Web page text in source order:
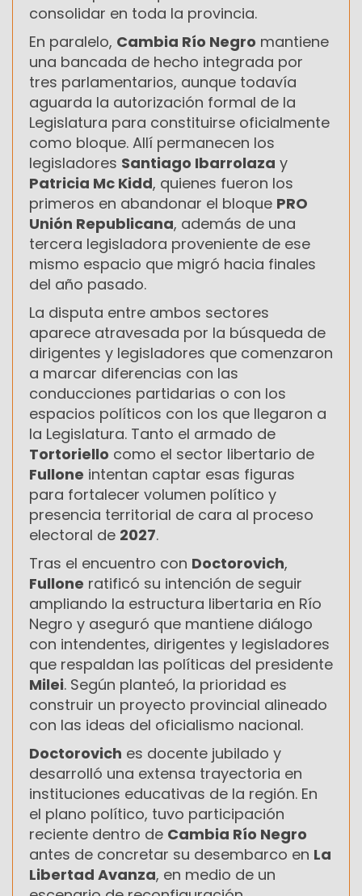
consolidar en toda la provincia.
En paralelo, Cambia Río Negro mantiene
una bancada de hecho integrada por
tres parlamentarios, aunque todavía
aguarda la autorización formal de la
Legislatura para constituirse oficialmente
como bloque. Allí permanecen los
legisladores Santiago Ibarrolaza y
Patricia Mc Kidd, quienes fueron los
primeros en abandonar el bloque PRO
Unión Republicana, además de una
tercera legisladora proveniente de ese
mismo espacio que migró hacia finales
del año pasado.
La disputa entre ambos sectores
aparece atravesada por la búsqueda de
dirigentes y legisladores que comenzaron
a marcar diferencias con las
conducciones partidarias o con los
espacios políticos con los que llegaron a
la Legislatura. Tanto el armado de
Tortoriello como el sector libertario de
Fullone intentan captar esas figuras
para fortalecer volumen político y
presencia territorial de cara al proceso
electoral de 2027.
Tras el encuentro con Doctorovich,
Fullone ratificó su intención de seguir
ampliando la estructura libertaria en Río
Negro y aseguró que mantiene diálogo
con intendentes, dirigentes y legisladores
que respaldan las políticas del presidente
Milei. Según planteó, la prioridad es
construir un proyecto provincial alineado
con las ideas del oficialismo nacional.
Doctorovich es docente jubilado y
desarrolló una extensa trayectoria en
instituciones educativas de la región. En
el plano político, tuvo participación
reciente dentro de Cambia Río Negro
antes de concretar su desembarco en La
Libertad Avanza, en medio de un